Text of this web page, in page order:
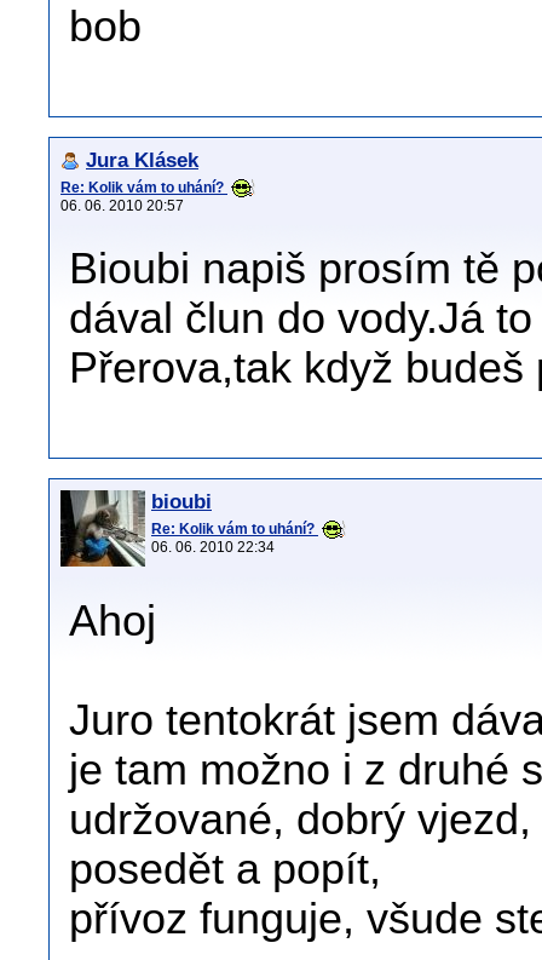
bob
Jura Klásek
Re: Kolik vám to uhání?
06. 06. 2010 20:57
Bioubi napiš prosím tě
dával člun do vody.Já
Přerova,tak když
bioubi
Re: Kolik vám to uhání?
06. 06. 2010 22:34
Ahoj
Juro tentokrát jsem
je tam možno i z druhé
udržované, dobrý
posedět a popít,
přívoz funguje, všude